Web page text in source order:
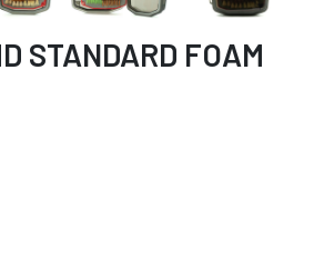
STANDARD FOAM